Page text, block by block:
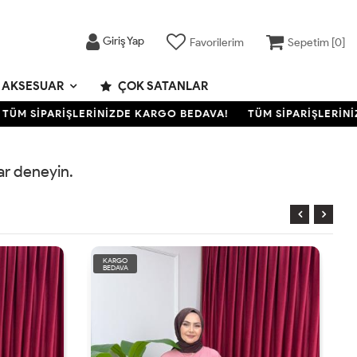
Giriş Yap Favorilerim Sepetim [0]
AKSESUAR ÇOK SATANLAR
SİPARİŞLERİNİZDE KARGO BEDAVA! TÜM
deneyin.
KARGO
BEDAVA